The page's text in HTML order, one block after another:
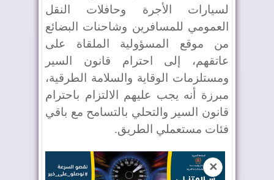
لسيارات الأجرة وحافلات النقل
العمومي للمسافرين وشاحنات البضائع
من موقع المسؤولية الملقاة على
عاتقهم، إلى احترام قانون السير
ومستلزمات الوقاية والسلامة الطرقية،
مبرزة أنه يجب عليهم الالتزام باحترام
قانون السير والتحلي بالتسامح مع باقي
فئات مستعملي الطريق.
✕